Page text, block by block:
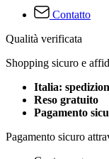
Contatto
Qualità verificata
Shopping sicuro e
Italia:
Reso gratuito
Pagamento
Pagamento sicuro